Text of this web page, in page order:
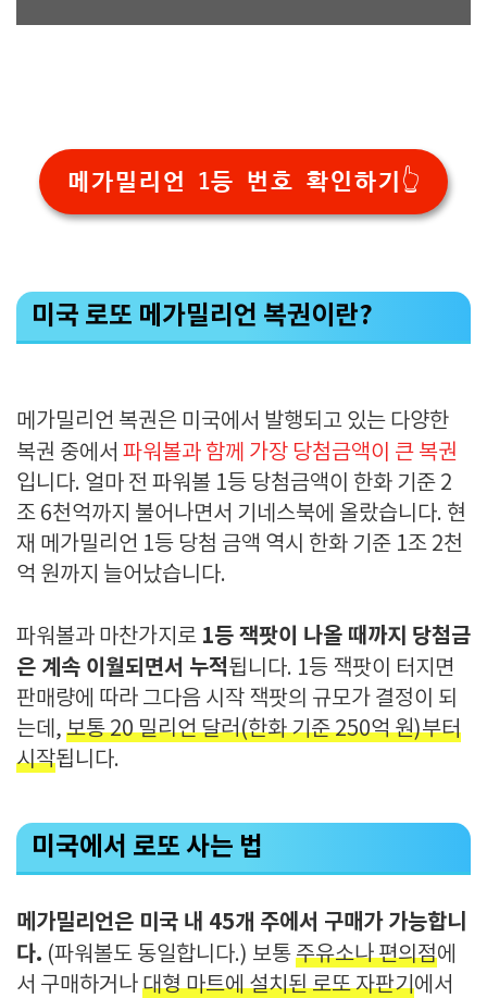
메가밀리언 1등 번호 확인하기👆
미국 로또 메가밀리언 복권이란?
메가밀리언 복권은 미국에서 발행되고 있는 다양한
복권 중에서 파워볼과 함께 가장 당첨금액이 큰 복권
입니다. 얼마 전 파워볼 1등 당첨금액이 한화 기준 2
조 6천억까지 불어나면서 기네스북에 올랐습니다. 현
재 메가밀리언 1등 당첨 금액 역시 한화 기준 1조 2천
억 원까지 늘어났습니다.
파워볼과 마찬가지로 1등 잭팟이 나올 때까지 당첨금
은 계속 이월되면서 누적됩니다. 1등 잭팟이 터지면
판매량에 따라 그다음 시작 잭팟의 규모가 결정이 되
는데, 보통 20 밀리언 달러(한화 기준 250억 원)부터
시작됩니다.
미국에서 로또 사는 법
메가밀리언은 미국 내 45개 주에서 구매가 가능합니
다. (파워볼도 동일합니다.) 보통주유소나 편의점에
서 구매하거나대형 마트에 설치된 로또 자판기에서